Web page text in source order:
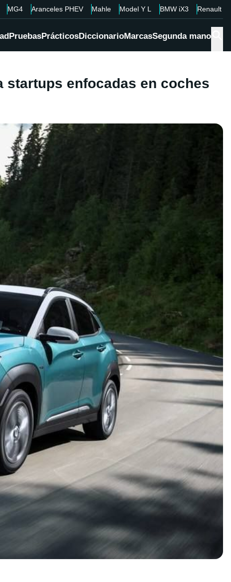
MG4 Aranceles PHEV Mahle Model Y L BMW iX3 Renault
PruebasPrácticosDiccionarioMarcasSegunda mano
startups enfocadas en coches